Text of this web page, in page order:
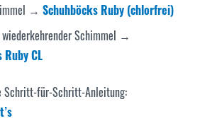
→Schuhböcks Ruby (chlorfrei)
Schimmel →
Ruby CL
Schritt-für-Schritt-Anleitung: